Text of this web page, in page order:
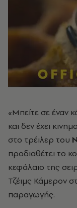
«Μπείτε σε έναν
και δεν έχει
στο τρέιλερ του
προδιαθέτει το
κεφάλαιο της
Τζέιμς Κάμερον
παραγωγής.